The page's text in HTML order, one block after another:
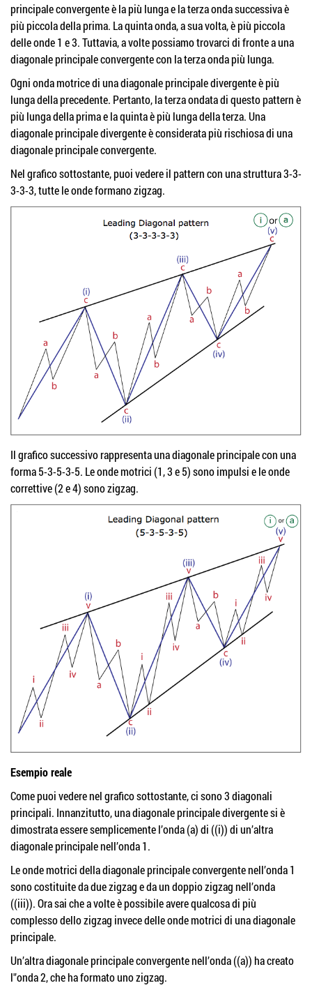
principale convergente è la più lunga e la terza onda successiva è
più piccola della prima. La quinta onda, a sua volta, è più piccola
delle onde 1 e 3. Tuttavia, a volte possiamo trovarci di fronte a una
diagonale principale convergente con la terza onda più lunga.
Ogni onda motrice di una diagonale principale divergente è più
lunga della precedente. Pertanto, la terza ondata di questo pattern è
più lunga della prima e la quinta è più lunga della terza. Una
diagonale principale divergente è considerata più rischiosa di una
diagonale principale convergente.
Nel grafico sottostante, puoi vedere il pattern con una struttura 3-3-
3-3-3, tutte le onde formano zigzag.
Il grafico successivo rappresenta una diagonale principale con una
forma 5-3-5-3-5. Le onde motrici (1, 3 e 5) sono impulsi e le onde
correttive (2 e 4) sono zigzag.
Esempio reale
Come puoi vedere nel grafico sottostante, ci sono 3 diagonali
principali. Innanzitutto, una diagonale principale divergente si è
dimostrata essere semplicemente l’onda (a) di ((i)) di un’altra
diagonale principale nell’onda 1.
Le onde motrici della diagonale principale convergente nell’onda 1
sono costituite da due zigzag e da un doppio zigzag nell’onda
((iii)). Ora sai che a volte è possibile avere qualcosa di più
complesso dello zigzag invece delle onde motrici di una diagonale
principale.
Un’altra diagonale principale convergente nell’onda ((a)) ha creato
l'’onda 2, che ha formato uno zigzag.